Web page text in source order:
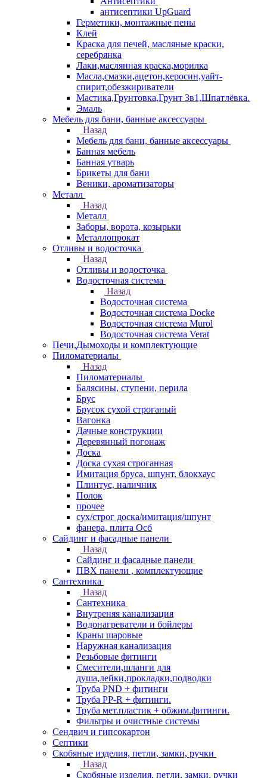
антисептики UpGuard
Герметики, монтажные пены
Клей
Краска для печей, масляные краски,
серебрянка
Лаки,маслянная краска,морилка
Масла,смазки,ацетон,керосин,уайт-
спирит,обезжириватели
Мастика,Грунтовка,Грунт 3в1,Шпатлёвка.
Эмаль
Мебель для бани, банные аксессуары
Назад
Мебель для бани, банные аксессуары
Банная мебель
Банная утварь
Брикеты для бани
Веники, ароматизаторы
Металл
Назад
Металл
Заборы, ворота, козырьки
Металлопрокат
Отливы и водосточка
Назад
Отливы и водосточка
Водосточная система
Назад
Водосточная система
Водосточная система Docke
Водосточная система Murol
Водосточная система Verat
Печи,Дымоходы и комплектующие
Пиломатериалы
Назад
Пиломатериалы
Балясины, ступени, перила
Брус
Брусок сухой строганый
Вагонка
Дачные конструкции
Деревянный погонаж
Доска
Доска сухая строганная
Имитация бруса, шпунт, блокхаус
Плинтус, наличник
Полок
прочее
сух/строг доска/имитация/шпунт
фанера, плита Осб
Сайдинг и фасадные панели
Назад
Сайдинг и фасадные панели
ПВХ панели , комплектующие
Сантехника
Назад
Сантехника
Внутреняя канализация
Водонагреватели и бойлеры
Краны шаровые
Наружная канализация
Резьбовые фитинги
Смесители,шланги для
душа,лейки,прокладки,подводки
Труба PND + фитинги
Труба PP-R + фитинги.
Труба мет.пластик + обжим.фитинги.
Фильтры и очистные системы
Сендвич и гипсокартон
Септики
Скобяные изделия, петли, замки, ручки
Назад
Скобяные изделия, петли, замки, ручки